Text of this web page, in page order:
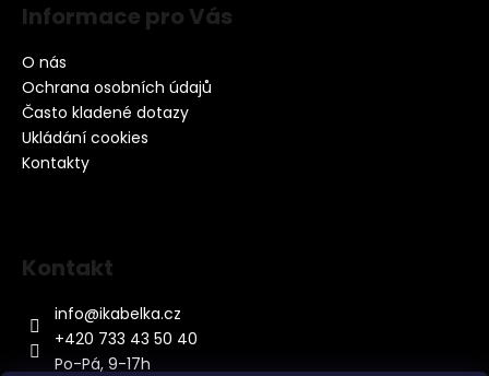
Informace pro Vás
O nás
Ochrana osobních údajů
Často kladené dotazy
Ukládání cookies
Kontakty
Kontakt
info@ikabelka.cz
+420 733 43 50 40
Po-Pá, 9-17h